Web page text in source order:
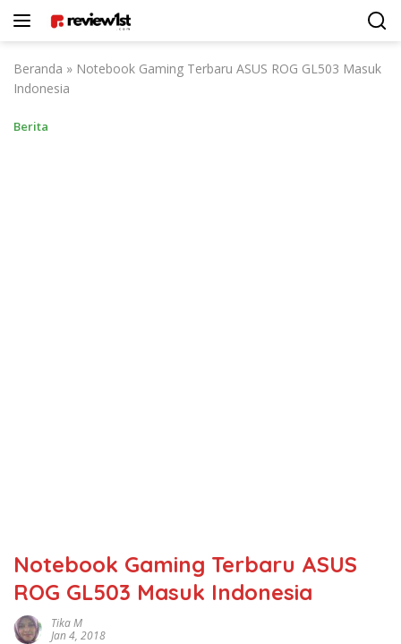
Beranda » Notebook Gaming Terbaru ASUS ROG GL503 Masuk
Indonesia
Berita
Notebook Gaming Terbaru ASUS
ROG GL503 Masuk Indonesia
Tika M
Jan 4, 2018